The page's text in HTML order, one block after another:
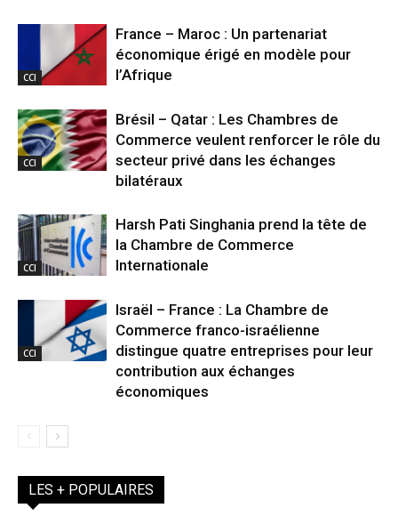
CCI
France – Maroc : Un partenariat
économique érigé en modèle pour
l’Afrique
CCI
Brésil – Qatar : Les Chambres de
Commerce veulent renforcer le rôle du
secteur privé dans les échanges
bilatéraux
CCI
Harsh Pati Singhania prend la tête de
la Chambre de Commerce
Internationale
CCI
Israël – France : La Chambre de
Commerce franco-israélienne
distingue quatre entreprises pour leur
contribution aux échanges
économiques
LES + POPULAIRES